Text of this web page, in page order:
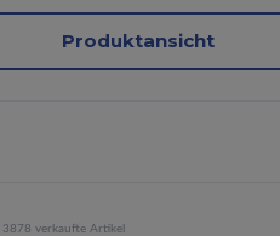
Produktansicht
3878 verkaufte Artikel